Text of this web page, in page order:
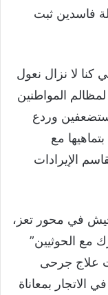
فاسدين ثبت
كنا لا نزال نعول
المواطنين
وردع
مع
الإيرادات
في محور تعز،
مع الحوثيين”
علاج جرحى
بمعاناة